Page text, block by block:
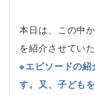
本日は、この中
を紹介させてい
※エピソードの紹
す。又、子ども